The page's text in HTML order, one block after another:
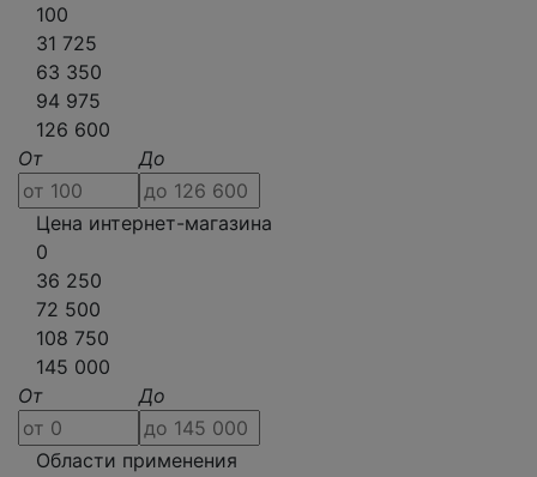
100
31 725
63 350
94 975
126 600
От
До
Цена интернет-магазина
0
36 250
72 500
108 750
145 000
От
До
Области применения